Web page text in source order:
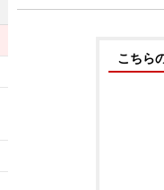
こちら